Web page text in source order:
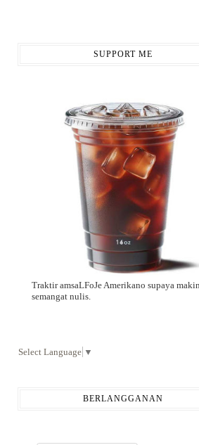
SUPPORT ME
Traktir amsaLFoJe Amerikano supaya makin
semangat nulis.
Select Language ▼
BERLANGGANAN